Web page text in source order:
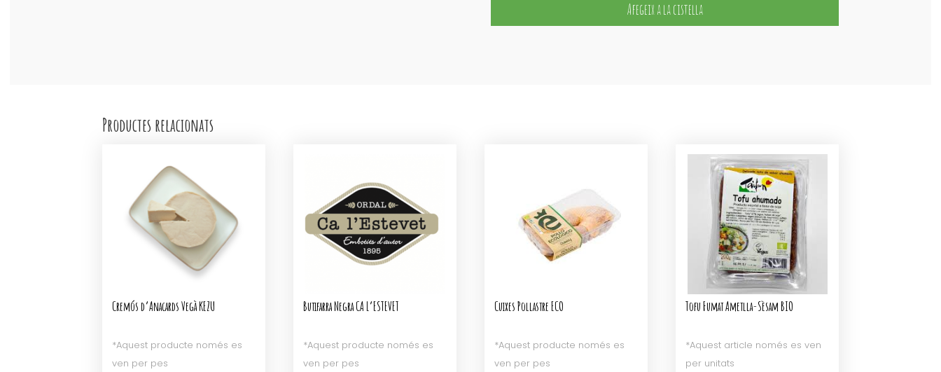
Afegeix a la cistella
Productes relacionats
Cremós d’Anacards Vegà KEZU
*Aquest producte només es
ven per pes
Butifarra Negra CA L’ESTEVET
*Aquest producte només es
ven per pes
Cuixes Pollastre ECO
*Aquest producte només es
ven per pes
Tofu Fumat Ametlla-Sèsam BIO
*Aquest article només es ven
per unitats